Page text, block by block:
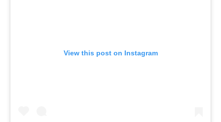
View this post on Instagram